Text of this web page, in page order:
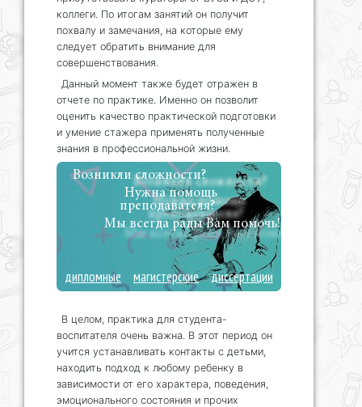
коллеги. По итогам занятий он получит
похвалу и замечания, на которые ему
следует обратить внимание для
совершенствования.
Данный момент также будет отражен в
отчете по практике. Именно он позволит
оценить качество практической подготовки
и умение стажера применять полученные
знания в профессиональной жизни.
Возникли сложности?
Нужна помощь
преподавателя?
Мы всегда рады Вам помочь!
дипломные магистерские диссертации
В целом, практика для студента-
воспитателя очень важна. В этот период он
учится устанавливать контакты с детьми,
находить подход к любому ребенку в
зависимости от его характера, поведения,
эмоционального состояния и прочих